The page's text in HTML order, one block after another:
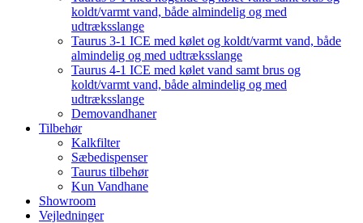
koldt/varmt vand, både almindelig og med
udtræksslange
Taurus 3-1 ICE med kølet og koldt/varmt vand, både
almindelig og med udtræksslange
Taurus 4-1 ICE med kølet vand samt brus og
koldt/varmt vand, både almindelig og med
udtræksslange
Demovandhaner
Tilbehør
Kalkfilter
Sæbedispenser
Taurus tilbehør
Kun Vandhane
Showroom
Vejledninger